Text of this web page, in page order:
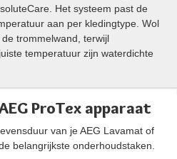
Het systeem past de
aan per kledingtype. Wol
trommelwand, terwijl
temperatuur zijn waterdichte
ProTex apparaat
van je AEG Lavamat of
belangrijkste onderhoudstaken.